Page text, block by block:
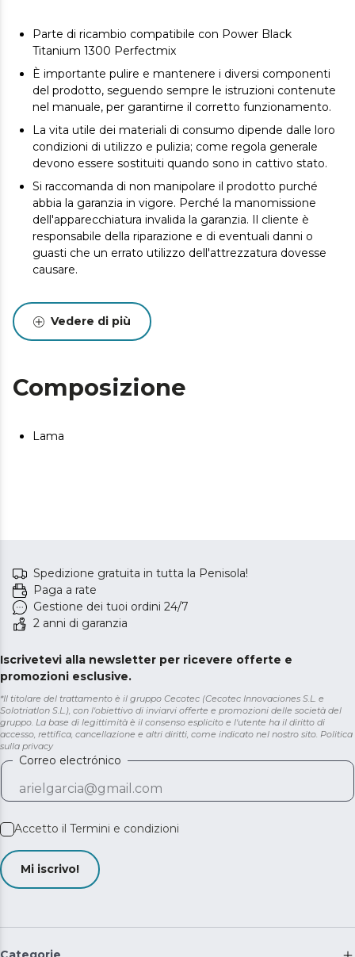
Parte di ricambio compatibile con Power Black
Titanium 1300 Perfectmix
È importante pulire e mantenere i diversi componenti
del prodotto, seguendo sempre le istruzioni contenute
nel manuale, per garantirne il corretto funzionamento.
La vita utile dei materiali di consumo dipende dalle loro
condizioni di utilizzo e pulizia; come regola generale
devono essere sostituiti quando sono in cattivo stato.
Si raccomanda di non manipolare il prodotto purché
abbia la garanzia in vigore. Perché la manomissione
dell'apparecchiatura invalida la garanzia. Il cliente è
responsabile della riparazione e di eventuali danni o
guasti che un errato utilizzo dell'attrezzatura dovesse
causare.
Vedere di più
Composizione
Lama
Spedizione gratuita in tutta la Penisola!
Paga a rate
Gestione dei tuoi ordini 24/7
2 anni di garanzia
Iscrivetevi alla newsletter per ricevere offerte e
promozioni esclusive.
*Il titolare del trattamento è il gruppo Cecotec (Cecotec Innovaciones S.L. e
Solotriatlon S.L.), con l'obiettivo di inviarvi offerte e promozioni delle società del
gruppo. La base di legittimità è il consenso esplicito e l'utente ha il diritto di
accesso, rettifica, cancellazione e altri diritti, come indicato nel nostro sito. Politica
sulla privacy
Correo electrónico
Accetto il Termini e condizioni
Mi iscrivo!